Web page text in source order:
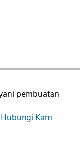
pembuatan
Hubungi Kami